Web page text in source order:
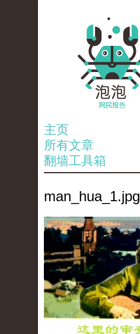
主页
所有文章
翻墙工具箱
man_hua_1.jpg